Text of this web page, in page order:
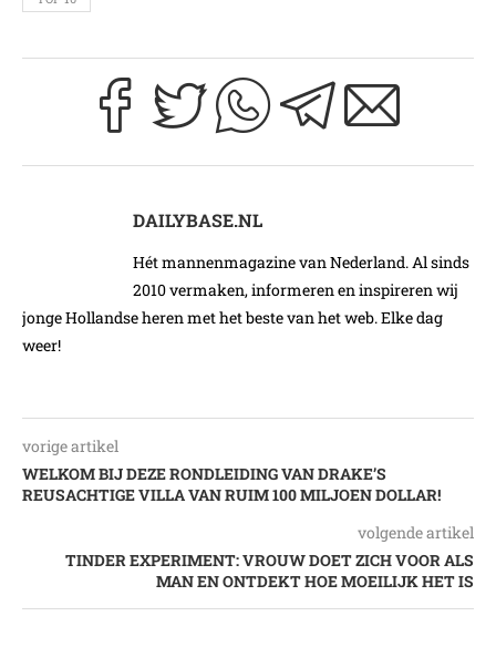
DAILYBASE.NL
Hét mannenmagazine van Nederland. Al sinds
2010 vermaken, informeren en inspireren wij
jonge Hollandse heren met het beste van het web. Elke dag
weer!
vorige artikel
WELKOM BIJ DEZE RONDLEIDING VAN DRAKE’S
REUSACHTIGE VILLA VAN RUIM 100 MILJOEN DOLLAR!
volgende artikel
TINDER EXPERIMENT: VROUW DOET ZICH VOOR ALS
MAN EN ONTDEKT HOE MOEILIJK HET IS